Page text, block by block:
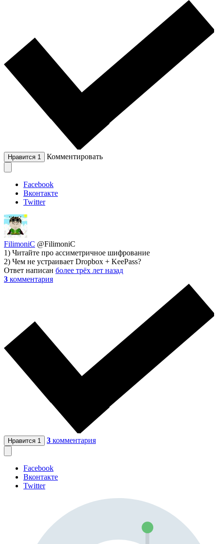
Нравится 1 Комментировать
Facebook
Вконтакте
Twitter
FilimoniC @FilimoniC
1) Читайте про ассиметричное шифрование
2) Чем не устраивает Dropbox + KeePass?
Ответ написан более трёх лет назад
3 комментария
Нравится 1 3 комментария
Facebook
Вконтакте
Twitter